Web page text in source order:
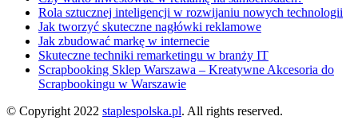
Rola sztucznej inteligencji w rozwijaniu nowych technologii
Jak tworzyć skuteczne nagłówki reklamowe
Jak zbudować markę w internecie
Skuteczne techniki remarketingu w branży IT
Scrapbooking Sklep Warszawa – Kreatywne Akcesoria do
Scrapbookingu w Warszawie
© Copyright 2022 staplespolska.pl. All rights reserved.